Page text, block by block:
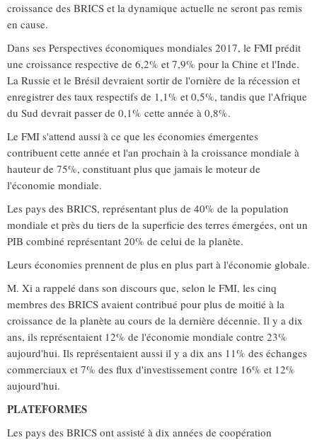
croissance des BRICS et la dynamique actuelle ne seront pas remis
en cause.
Dans ses Perspectives économiques mondiales 2017, le FMI prédit
une croissance respective de 6,2% et 7,9% pour la Chine et l'Inde.
La Russie et le Brésil devraient sortir de l'ornière de la récession et
enregistrer des taux respectifs de 1,1% et 0,5%, tandis que l'Afrique
du Sud devrait passer de 0,1% cette année à 0,8%.
Le FMI s'attend aussi à ce que les économies émergentes
contribuent cette année et l'an prochain à la croissance mondiale à
hauteur de 75%, constituant plus que jamais le moteur de
l'économie mondiale.
Les pays des BRICS, représentant plus de 40% de la population
mondiale et près du tiers de la superficie des terres émergées, ont un
PIB combiné représentant 20% de celui de la planète.
Leurs économies prennent de plus en plus part à l'économie globale.
M. Xi a rappelé dans son discours que, selon le FMI, les cinq
membres des BRICS avaient contribué pour plus de moitié à la
croissance de la planète au cours de la dernière décennie. Il y a dix
ans, ils représentaient 12% de l'économie mondiale contre 23%
aujourd'hui. Ils représentaient aussi il y a dix ans 11% des échanges
commerciaux et 7% des flux d'investissement contre 16% et 12%
aujourd'hui.
PLATEFORMES
Les pays des BRICS ont assisté à dix années de coopération